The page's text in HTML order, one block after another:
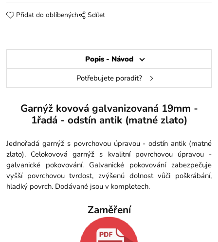
Přidat do oblíbených Sdílet
Popis - Návod
Potřebujete poradit?
Garnýž kovová galvanizovaná 19mm -
1řadá - odstín antik (matné zlato)
Jednořadá garnýž s povrchovou úpravou - odstín antik (matné
zlato). Celokovová garnýž s kvalitní povrchovou úpravou -
galvanické pokovování. Galvanické pokovování zabezpečuje
vyšší povrchovou tvrdost, zvýšenú dolnost vůči poškrábání,
hladký povrch. Dodávané jsou v kompletech.
Zaměření